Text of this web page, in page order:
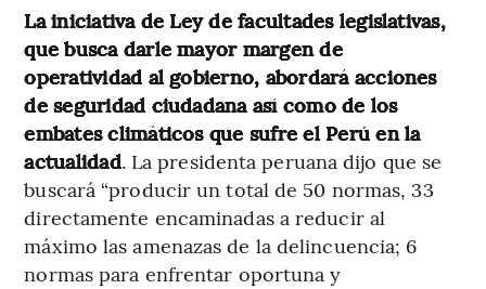
La iniciativa de Ley de facultades legislativas,
que busca darle mayor margen de
operatividad al gobierno, abordará acciones
de seguridad ciudadana así como de los
embates climáticos que sufre el Perú en la
actualidad. La presidenta peruana dijo que se
buscará “producir un total de 50 normas, 33
directamente encaminadas a reducir al
máximo las amenazas de la delincuencia; 6
normas para enfrentar oportuna y